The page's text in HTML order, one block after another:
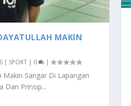
MAKIN
| SPORT | 0 |
Makin Sangar Di Lapangan
Dan Prinsip...